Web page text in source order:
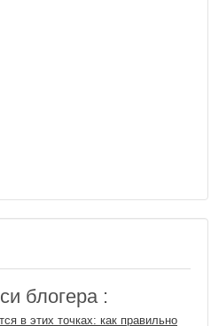
блогера :
в этих точках: как правильно